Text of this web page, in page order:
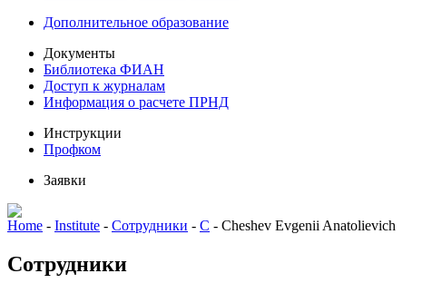
Дополнительное образование
Документы
Библиотека ФИАН
Доступ к журналам
Информация о расчете ПРНД
Инструкции
Профком
Заявки
Home - Institute - Сотрудники - C - Cheshev Evgenii Anatolievich
Сотрудники